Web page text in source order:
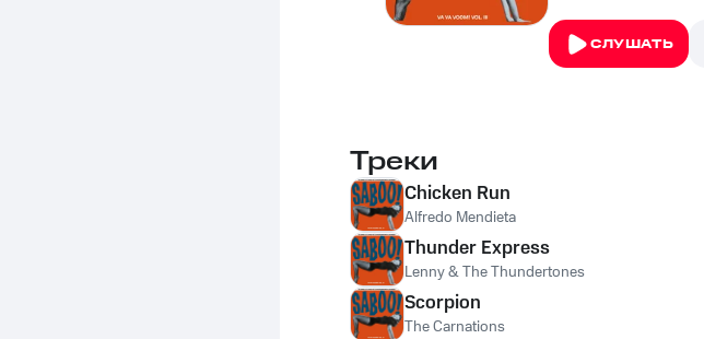
СЛУШАТЬ
Треки
Chicken Run
Alfredo Mendieta
Thunder Express
Lenny & The Thundertones
Scorpion
The Carnations